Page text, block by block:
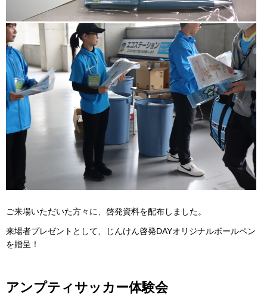
ご来場いただいた方々に、啓発資料を配布しました。
来場者プレゼントとして、じんけん啓発DAYオリジナルボールペン
を贈呈！
アンプティサッカー体験会